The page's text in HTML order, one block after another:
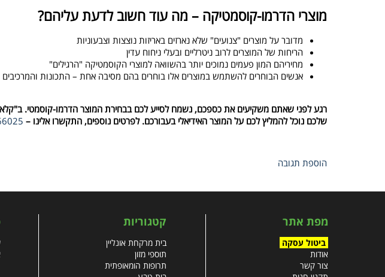
מוצרי הדרמו-קוסמטיקה – מה עוד חשוב לדעת עליהם?
מדובר על מוצרים "צנועים" שלא נארזים באריזות נוצצות וצבעוניות
הריחות של המוצרים לרוב ניטרליים ובעלי ניחוח עדין
מחיריהם המון פעמים נמוכים יותר בהשוואה למוצרי הקוסמטיקה "הרגילים"
אנשים הבוחרים להשתמש במוצרים אלו בוחרים בהם מסיבה אחת – התכונות והמרכיבים
רגע לפני שאתם משקיעים את כספכם, נשמח לסייע לכם בבחירת המוצר הדרמו-קוסמטי.
שלכם נוכל להמליץ לכם על המוצר האידיאלי בעבורכם. לפרטים נוספים, התקשרו אלינו –
הוספת תגובה
מפת אתר
ביטול עסקה
אודות
צור קשר
קטגוריות
בית מרקחת אונליין
תוספי מזון
תרופות הומאופתית